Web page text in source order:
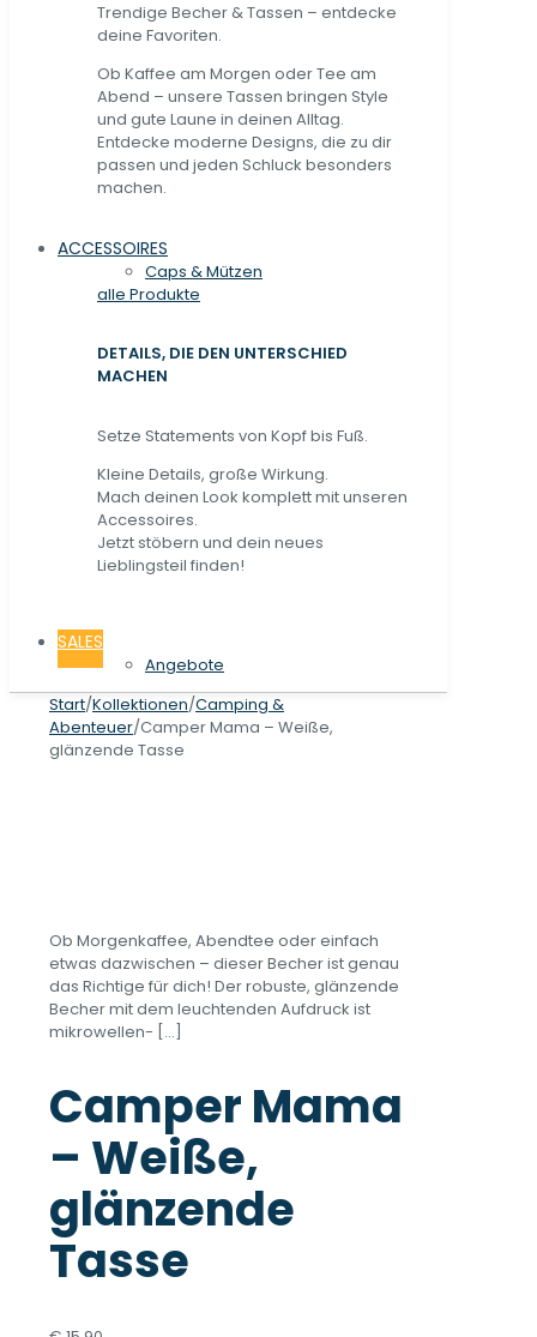
Trendige Becher & Tassen – entdecke
deine Favoriten.
Ob Kaffee am Morgen oder Tee am
Abend – unsere Tassen bringen Style
und gute Laune in deinen Alltag.
Entdecke moderne Designs, die zu dir
passen und jeden Schluck besonders
machen.
ACCESSOIRES
Caps & Mützen
alle Produkte
DETAILS, DIE DEN UNTERSCHIED
MACHEN
Setze Statements von Kopf bis Fuß.
Kleine Details, große Wirkung.
Mach deinen Look komplett mit unseren
Accessoires.
Jetzt stöbern und dein neues
Lieblingsteil finden!
SALES
Angebote
Start/Kollektionen/Camping &
Abenteuer/Camper Mama – Weiße,
glänzende Tasse
Ob Morgenkaffee, Abendtee oder einfach
etwas dazwischen – dieser Becher ist genau
das Richtige für dich! Der robuste, glänzende
Becher mit dem leuchtenden Aufdruck ist
mikrowellen- […]
Camper Mama
– Weiße,
glänzende
Tasse